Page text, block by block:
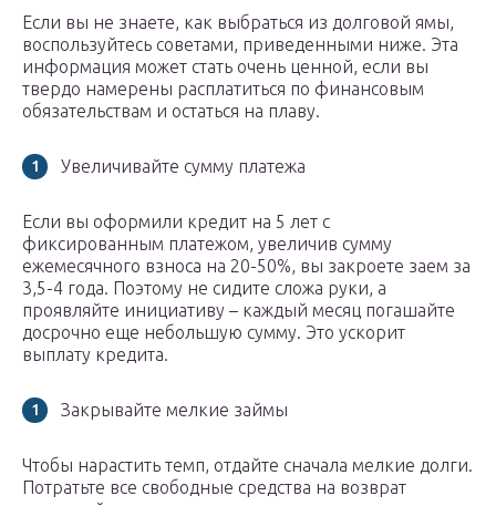
Если вы не знаете, как выбраться из долговой ямы,
воспользуйтесь советами, приведенными ниже. Эта
информация может стать очень ценной, если вы
твердо намерены расплатиться по финансовым
обязательствам и остаться на плаву.
Увеличивайте сумму платежа
Если вы оформили кредит на 5 лет с
фиксированным платежом, увеличив сумму
ежемесячного взноса на 20-50%, вы закроете заем за
3,5-4 года. Поэтому не сидите сложа руки, а
проявляйте инициативу – каждый месяц погашайте
досрочно еще небольшую сумму. Это ускорит
выплату кредита.
Закрывайте мелкие займы
Чтобы нарастить темп, отдайте сначала мелкие долги.
Потратьте все свободные средства на возврат